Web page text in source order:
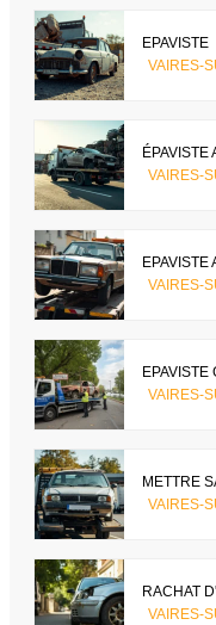
EPAVISTE
VAIRES-
ÉPAVISTE
VAIRES-
EPAVISTE
VAIRES-
EPAVISTE
VAIRES-
METTRE
VAIRES-
RACHAT
VAIRES-